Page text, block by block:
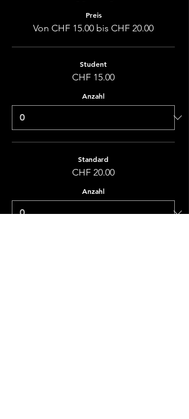
Preis
Von CHF 15.00 bis CHF 20.00
Student
CHF 15.00
Anzahl
Standard
CHF 20.00
Anzahl